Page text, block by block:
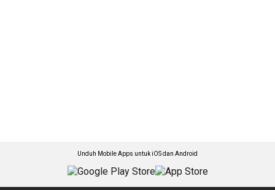
Unduh Mobile Apps untuk iOS dan Android